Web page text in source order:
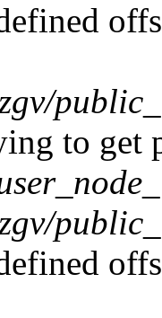
to get